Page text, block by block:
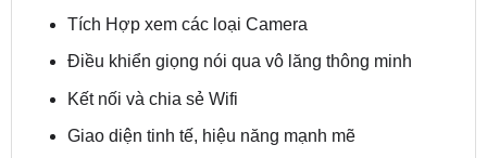
minh, chính xác
Tích Hợp xem các loại Camera
Điều khiển giọng nói qua vô lăng thông minh